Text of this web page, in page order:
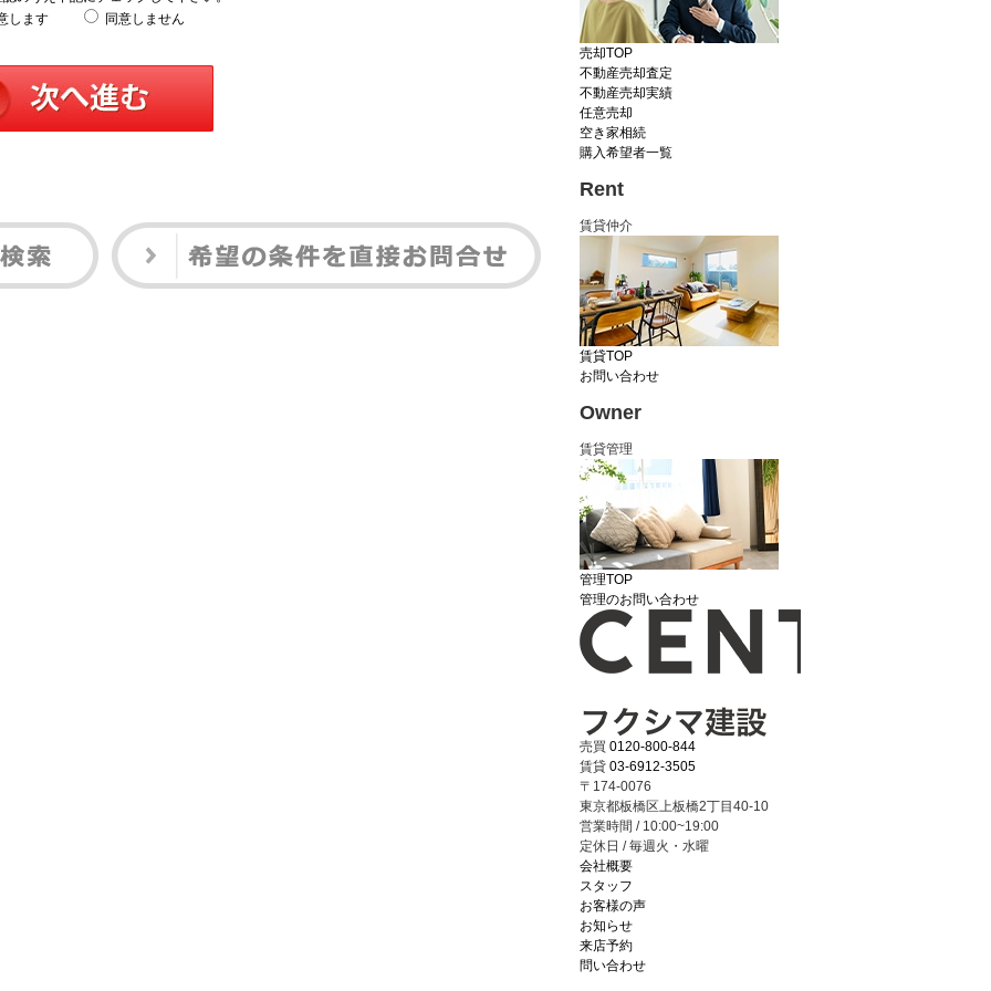
します
同意しません
売却TOP
不動産売却査定
不動産売却実績
任意売却
空き家相続
購入希望者一覧
Rent
賃貸仲介
賃貸TOP
お問い合わせ
Owner
賃貸管理
管理TOP
管理のお問い合わせ
売買 0120-800-844
賃貸 03-6912-3505
〒174-0076
東京都板橋区上板橋2丁目40-10
営業時間 / 10:00~19:00
定休日 / 毎週火・水曜
会社概要
スタッフ
お客様の声
お知らせ
来店予約
問い合わせ